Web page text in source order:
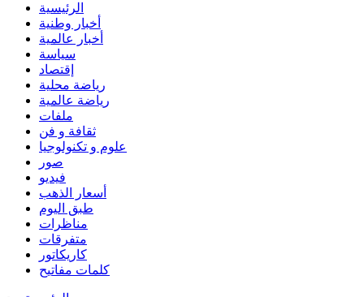
الرئيسية
أخبار وطنية
أخبار عالمية
سياسة
إقتصاد
رياضة محلية
رياضة عالمية
ملفات
ثقافة و فن
علوم و تكنولوجيا
صور
فيديو
أسعار الذهب
طبق اليوم
مناظرات
متفرقات
كاريكاتور
كلمات مفاتيح